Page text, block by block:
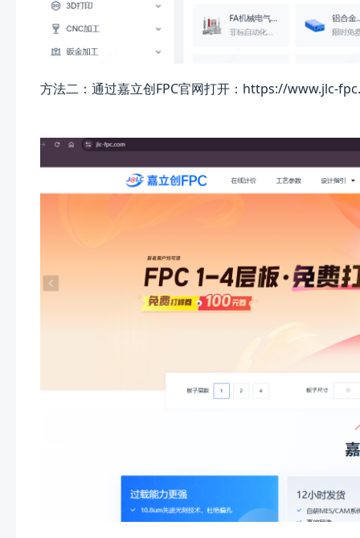
方法二：通过嘉立创FPC官网打开： https://www.jlc-